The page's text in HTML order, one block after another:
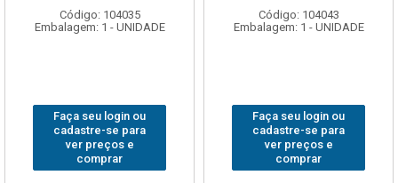
Código: 104035
Embalagem: 1 - UNIDADE
Faça seu login ou
cadastre-se para
ver preços e
comprar
Código: 104043
Embalagem: 1 - UNIDADE
Faça seu login ou
cadastre-se para
ver preços e
comprar